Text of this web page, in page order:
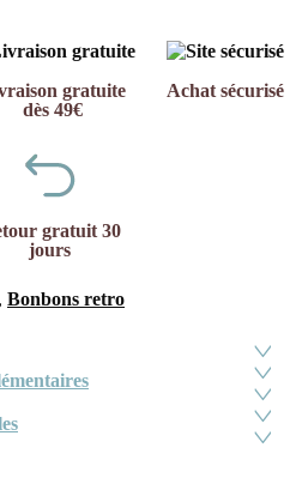
gratuite
dès 49€
Achat sécurisé
gratuit 30
jours
, Bonbons retro